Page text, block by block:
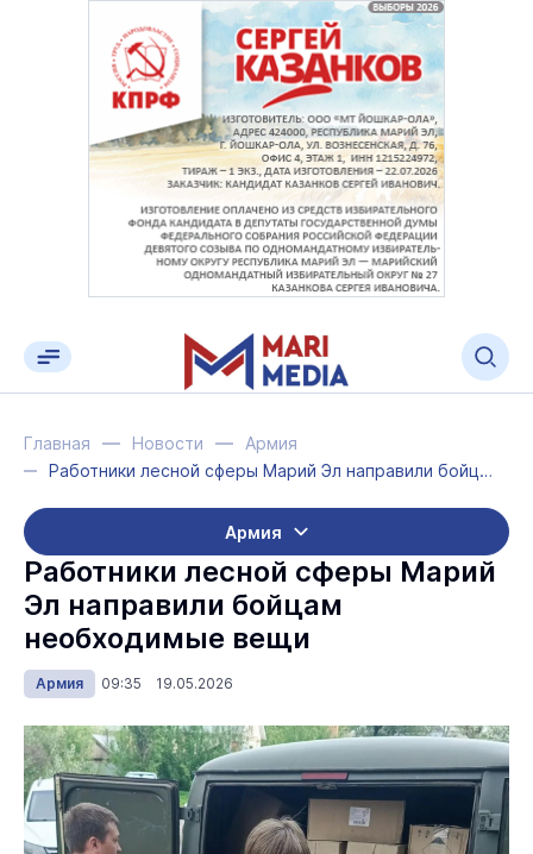
Главная Новости
Армия
Работники лесной сферы Марий Эл направили бойцам необходимые вещи
Армия
Работники лесной сферы Марий
Эл направили бойцам
необходимые вещи
Армия 09:35 19.05.2026